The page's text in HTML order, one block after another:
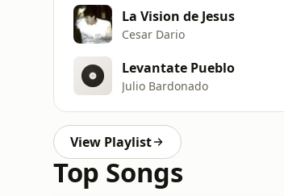
La Vision de Jesus
Cesar Dario
Levantate Pueblo
Julio Bardonado
View Playlist
Top Songs